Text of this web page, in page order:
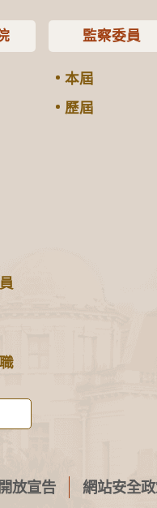
監察委員
本屆
歷屆
放宣告 網站安全